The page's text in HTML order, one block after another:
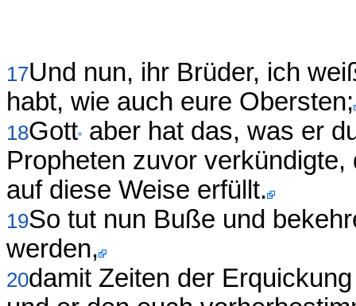
17Und nun, ihr Brüder, ich
habt, wie auch eure Obersten;
18Gott aber hat das, was er
Propheten zuvor
auf diese Weise erfüllt.
19So tut nun Buße und
werden,
20damit Zeiten der